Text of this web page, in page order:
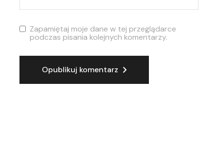
Zapamiętaj moje dane w tej przeglądarce
podczas pisania kolejnych komentarzy.
Opublikuj komentarz